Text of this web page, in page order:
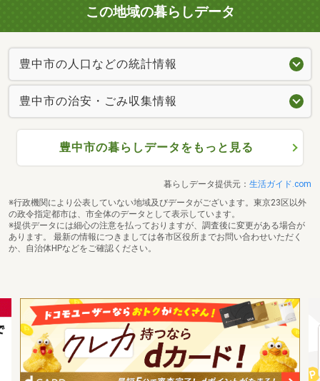
この地域の暮らしデータ
豊中市の人口などの統計情報
豊中市の治安・ごみ収集情報
豊中市の暮らしデータをもっと見る
暮らしデータ提供元： 生活ガイド.com
※行政機関により公表していない地域及びデータがございます。東京23区以外
の政令指定都市は、市全体のデータとして表示しています。
※提供データには細心の注意を払っておりますが、調査後に変更がある場合が
あります。 最新の情報につきましては各市区役所までお問い合わせいただく
か、自治体HPなどをご確認ください。